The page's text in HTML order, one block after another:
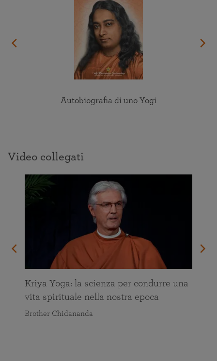
Autobiografia di uno Yogi
Video collegati
Kriya Yoga: la scienza per condurre una
vita spirituale nella nostra epoca
Brother Chidananda